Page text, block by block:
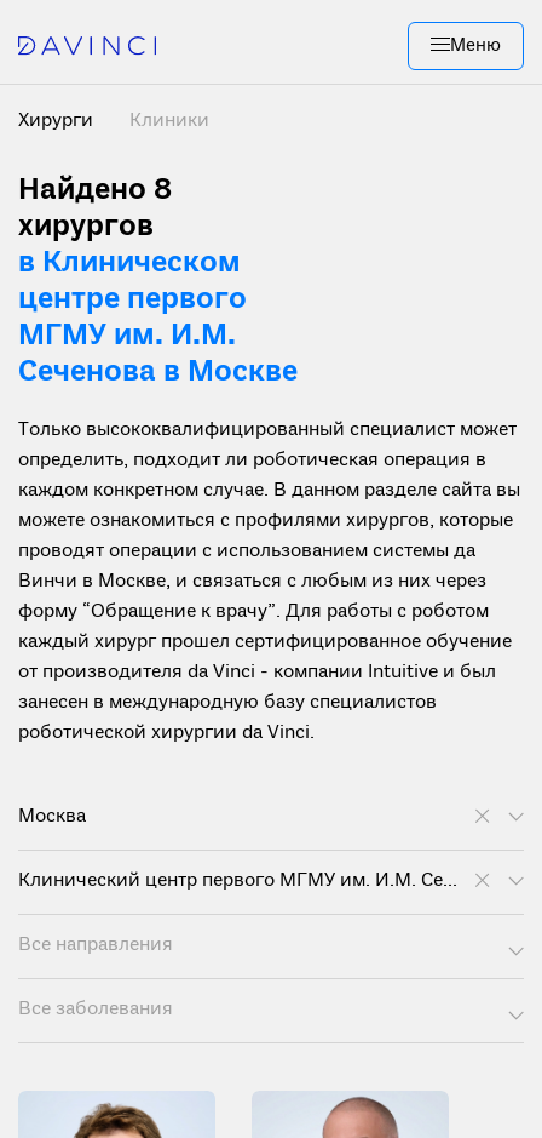
Меню
Хирурги Клиники
Найдено 8
хирургов
в Клиническом
центре первого
МГМУ им. И.М.
Сеченова в Москве
Только высококвалифицированный специалист может
определить, подходит ли роботическая операция в
каждом конкретном случае. В данном разделе сайта вы
можете ознакомиться с профилями хирургов, которые
проводят операции с использованием системы да
Винчи в Москве, и связаться с любым из них через
форму “Обращение к врачу”. Для работы с роботом
каждый хирург прошел сертифицированное обучение
от производителя da Vinci - компании Intuitive и был
занесен в международную базу специалистов
роботической хирургии da Vinci.
Москва
Клинический центр первого МГМУ им. И.М. Сеченова
Все направления
Все заболевания